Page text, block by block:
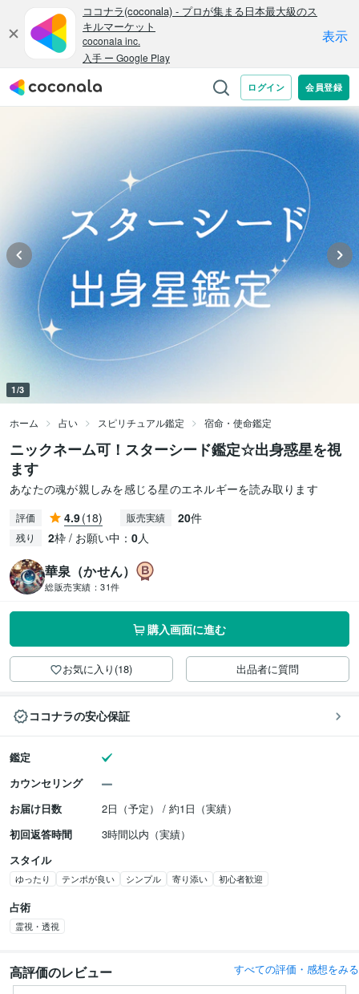
1/3
ホーム 占い スピリチュアル鑑定 宿命・使命鑑定
ニックネーム可！スターシード鑑定☆出身惑星を視
ます
あなたの魂が親しみを感じる星のエネルギーを読み取ります
評価 4.9(18) 販売実績 20件
残り 2枠 / お願い中： 0人
華泉（かせん）
総販売実績： 31件
購入画面に進む
お気に入り(18) 出品者に質問
ココナラの安心保証
鑑定
カウンセリング
お届け日数
2日（予定） / 約1日（実績）
初回返答時間
3時間以内（実績）
スタイル
ゆったり テンポが良い シンプル 寄り添い 初心者歓迎
占術
霊視・透視
高評価のレビュー すべての評価・感想をみる